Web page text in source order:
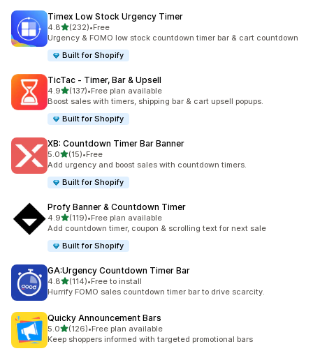
Timex Low Stock Urgency Timer
4.8滿分 5 顆星
(232)
共有 232 則評價
•Free
Urgency & FOMO low stock countdown timer bar & cart countdown
Built for Shopify
TicTac ‑ Timer, Bar & Upsell
4.9滿分 5 顆星
(137)
共有 137 則評價
•Free plan available
Boost sales with timers, shipping bar & cart upsell popups.
Built for Shopify
XB: Countdown Timer Bar Banner
5.0滿分 5 顆星
(15)
共有 15 則評價
•Free
Add urgency and boost sales with countdown timers.
Built for Shopify
Profy Banner & Countdown Timer
4.9滿分 5 顆星
(119)
共有 119 則評價
•Free plan available
Add countdown timer, coupon & scrolling text for next sale
Built for Shopify
GA:Urgency Countdown Timer Bar
4.8滿分 5 顆星
(114)
共有 114 則評價
•Free to install
Hurrify FOMO sales countdown timer bar to drive scarcity.
Quicky Announcement Bars
5.0滿分 5 顆星
(126)
共有 126 則評價
•Free plan available
Keep shoppers informed with targeted promotional bars